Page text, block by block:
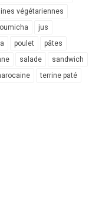
végétariennes
jus
poulet
pâtes
salade
sandwich
terrine paté